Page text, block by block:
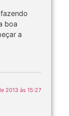
boa
a
2013 às 15:27